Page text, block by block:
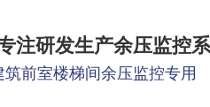
注研发生产余压监控
筑前室楼梯间余压监控专用